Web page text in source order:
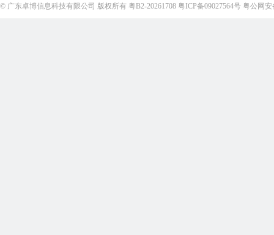
© 广东卓博信息科技有限公司 版权所有 粤B2-20261708 粤ICP备09027564号 粤公网安